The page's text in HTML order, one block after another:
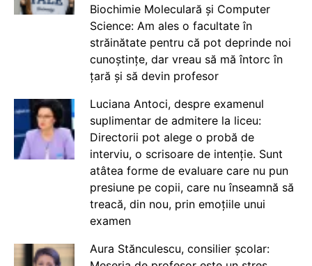
Biochimie Moleculară și Computer
Science: Am ales o facultate în
străinătate pentru că pot deprinde noi
cunoștințe, dar vreau să mă întorc în
țară și să devin profesor
Luciana Antoci, despre examenul
suplimentar de admitere la liceu:
Directorii pot alege o probă de
interviu, o scrisoare de intenție. Sunt
atâtea forme de evaluare care nu pun
presiune pe copii, care nu înseamnă să
treacă, din nou, prin emoțiile unui
examen
Aura Stănculescu, consilier școlar: